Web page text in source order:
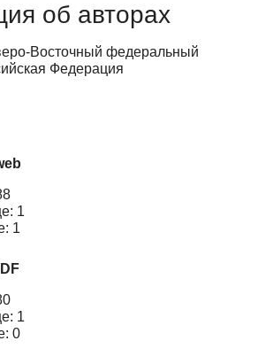
об авторах
Восточный федеральный
Федерация
1
1
1
0